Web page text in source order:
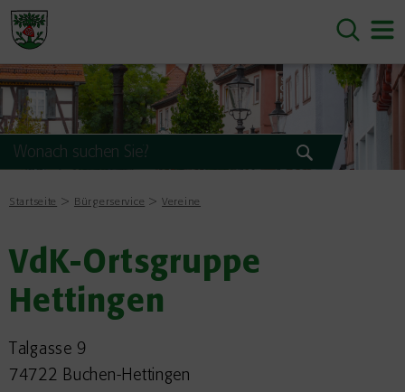
Startseite Bürgerservice Vereine
VdK-Ortsgruppe
Hettingen
Talgasse 9
74722 Buchen-Hettingen